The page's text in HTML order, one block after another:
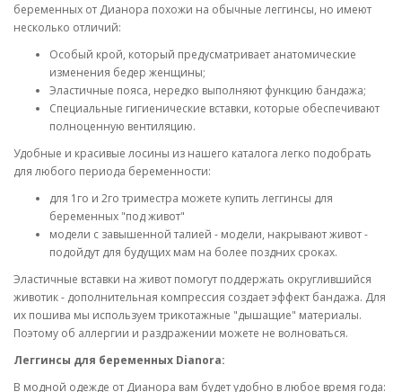
беременных от Дианора похожи на обычные леггинсы, но имеют
несколько отличий:
Особый крой, который предусматривает анатомические
изменения бедер женщины;
Эластичные пояса, нередко выполняют функцию бандажа;
Специальные гигиенические вставки, которые обеспечивают
полноценную вентиляцию.
Удобные и красивые лосины из нашего каталога легко подобрать
для любого периода беременности:
для 1го и 2го триместра можете купить леггинсы для
беременных "под живот"
модели с завышенной талией - модели, накрывают живот -
подойдут для будущих мам на более поздних сроках.
Эластичные вставки на живот помогут поддержать округлившийся
животик - дополнительная компрессия создает эффект бандажа. Для
их пошива мы используем трикотажные "дышащие" материалы.
Поэтому об аллергии и раздражении можете не волноваться.
Леггинсы для беременных Dianora:
В модной одежде от Дианора вам будет удобно в любое время года: